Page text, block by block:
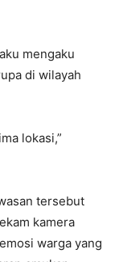
mengaku
di wilayah
lokasi,”
tersebut
kamera
warga yang